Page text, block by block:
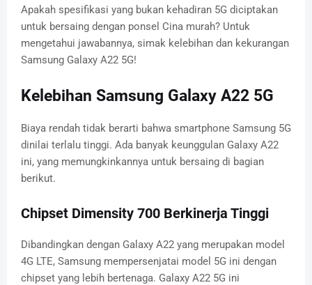
Apakah spesifikasi yang bukan kehadiran 5G diciptakan
untuk bersaing dengan ponsel Cina murah? Untuk
mengetahui jawabannya, simak kelebihan dan kekurangan
Samsung Galaxy A22 5G!
Kelebihan Samsung Galaxy A22 5G
Biaya rendah tidak berarti bahwa smartphone Samsung 5G
dinilai terlalu tinggi. Ada banyak keunggulan Galaxy A22
ini, yang memungkinkannya untuk bersaing di bagian
berikut.
Chipset Dimensity 700 Berkinerja Tinggi
Dibandingkan dengan Galaxy A22 yang merupakan model
4G LTE, Samsung mempersenjatai model 5G ini dengan
chipset yang lebih bertenaga. Galaxy A22 5G ini